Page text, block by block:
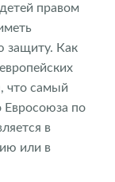
правом
защиту. Как
что самый
Евросоюза по
в
или в